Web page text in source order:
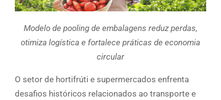
Modelo de pooling de embalagens reduz perdas,
otimiza logística e fortalece práticas de economia
circular
O setor de hortifrúti e supermercados enfrenta
desafios históricos relacionados ao transporte e